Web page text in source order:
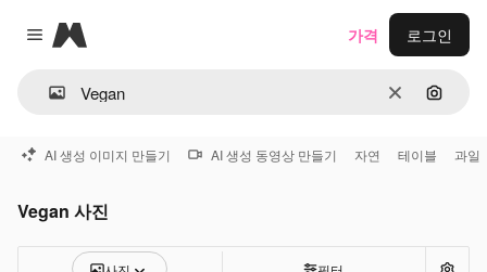
Close menu
Magnific
지우기이미지
가격 로그인
AI 생성 이미지 만들기 AI 생성 동영상 만들기 자연 테이블 과일
Vegan 사진